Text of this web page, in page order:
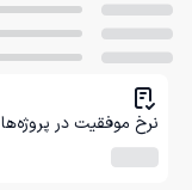
نرخ موفقیت در پروژه‌ها